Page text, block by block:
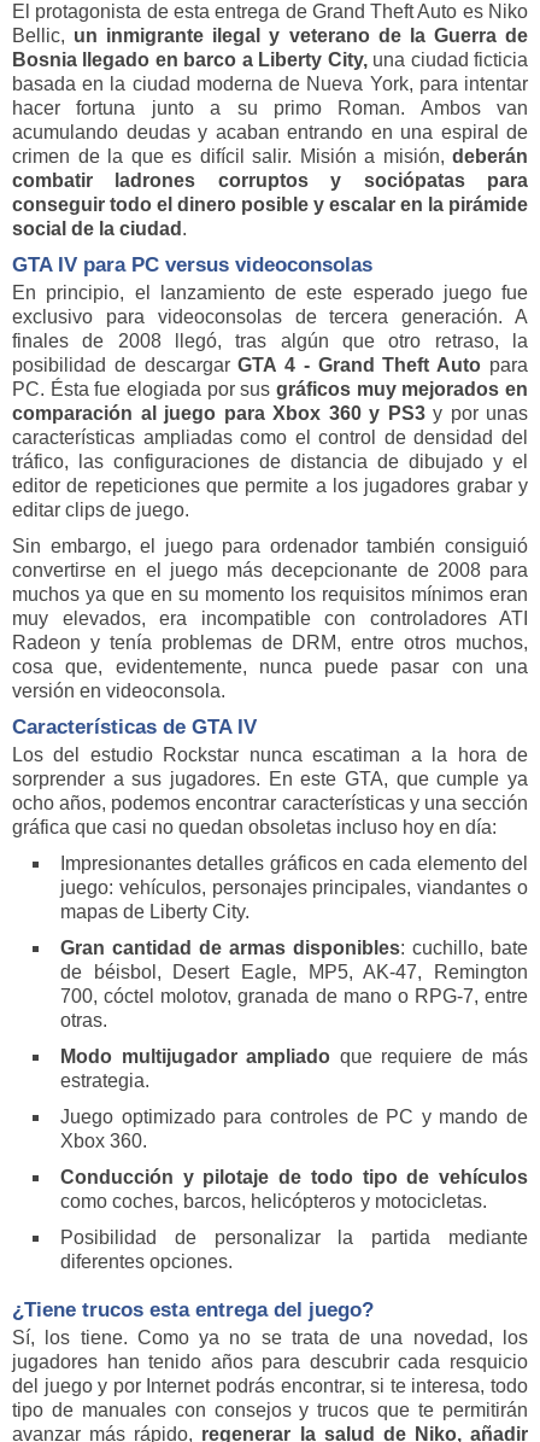
El protagonista de esta entrega de Grand Theft Auto es Niko
Bellic, un inmigrante ilegal y veterano de la Guerra de
Bosnia llegado en barco a Liberty City,una ciudad ficticia
basada en la ciudad moderna de Nueva York, para intentar
hacer fortuna junto a su primo Roman. Ambos van
acumulando deudas y acaban entrando en una espiral de
crimen de la que es difícil salir. Misión a misión, deberán
combatir ladrones corruptos y sociópatas para
conseguir todo el dinero posible y escalar en la pirámide
social de la ciudad .
GTA IV para PC versus videoconsolas
En principio, el lanzamiento de este esperado juego fue
exclusivo para videoconsolas de tercera generación. A
finales de 2008 llegó, tras algún que otro retraso, la
posibilidad de descargarGTA 4 - Grand Theft Auto para
PC. Ésta fue elogiada por sus gráficos muy mejorados en
comparación al juego para Xbox 360 y PS3y por unas
características ampliadas como el control de densidad del
tráfico, las configuraciones de distancia de dibujado y el
editor de repeticiones que permite a los jugadores grabar y
editar clips de juego.
Sin embargo, el juego para ordenador también consiguió
convertirse en el juego más decepcionante de 2008 para
muchos ya que en su momento los requisitos mínimos eran
muy elevados, era incompatible con controladores ATI
Radeon y tenía problemas de DRM, entre otros muchos,
cosa que, evidentemente, nunca puede pasar con una
versión en videoconsola.
Características de GTA IV
Los del estudio Rockstar nunca escatiman a la hora de
sorprender a sus jugadores. En este GTA, que cumple ya
ocho años, podemos encontrar características y una sección
gráfica que casi no quedan obsoletas incluso hoy en día:
Impresionantes detalles gráficos en cada elemento del
juego: vehículos, personajes principales, viandantes o
mapas de Liberty City.
Gran cantidad de armas disponibles: cuchillo, bate
de béisbol, Desert Eagle, MP5, AK-47, Remington
700, cóctel molotov, granada de mano o RPG-7, entre
otras.
Modo multijugador ampliado que requiere de más
estrategia.
Juego optimizado para controles de PC y mando de
Xbox 360.
Conducción y pilotaje de todo tipo de vehículos
como coches, barcos, helicópteros y motocicletas.
Posibilidad de personalizar la partida mediante
diferentes opciones.
¿Tiene trucos esta entrega del juego?
Sí, los tiene. Como ya no se trata de una novedad, los
jugadores han tenido años para descubrir cada resquicio
del juego y por Internet podrás encontrar, si te interesa, todo
tipo de manuales con consejos y trucos que te permitirán
avanzar más rápido, regenerar la salud de Niko, añadir